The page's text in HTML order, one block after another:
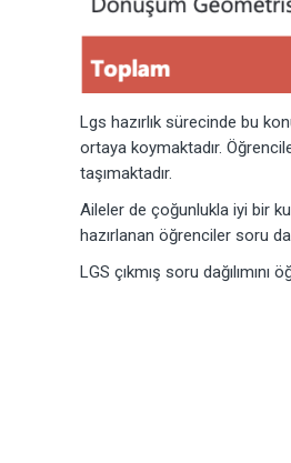
Lgs hazırlık sürecinde bu
ortaya koymaktadır.
taşımaktadır.
Aileler de çoğunlukla iyi bir
hazırlanan öğrenciler soru
LGS çıkmış soru